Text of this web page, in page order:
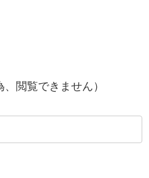
閲覧できません）